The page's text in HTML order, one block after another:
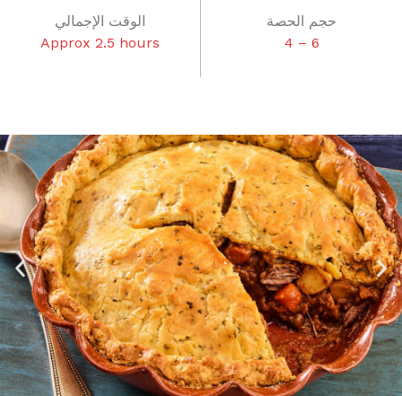
الوقت الإجمالي
Approx 2.5 hours
حجم الحصة
4 – 6